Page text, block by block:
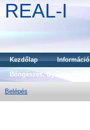
REAL-I
Kezdőlap Információ
Böngészés, Gyűjtemény
Belépés